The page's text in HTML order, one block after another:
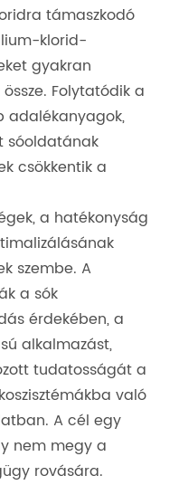
támaszkodó
klorid-
gyakran
Folytatódik a
adalékanyagok,
sóoldatának
csökkentik a
a hatékonyság
szembe. A
a sók
érdekében, a
alkalmazást,
tudatosságát a
való
A cél egy
nem megy a
rovására.